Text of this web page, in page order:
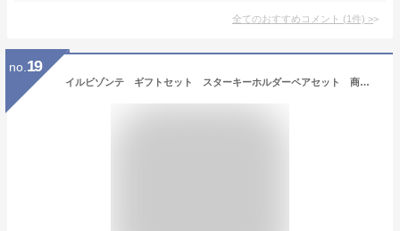
全てのおすすめコメント (1件) >
no. 19
イルビゾンテ ギフトセット スターキーホルダーペアセット 商品番号54192309150 IL BISONTE